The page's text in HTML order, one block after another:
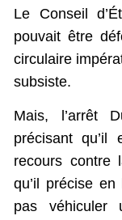
Le Conseil
pouvait être
circulaire
subsiste.
Mais, l’arrêt
précisant
recours contre
qu’il précise
pas véhiculer